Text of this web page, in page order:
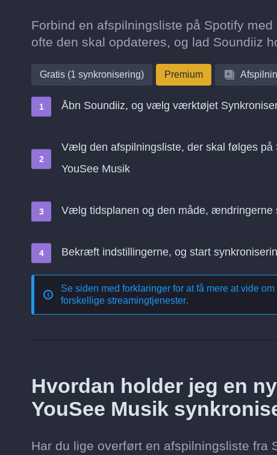
Forbind en afspilningsliste på Spotify
ofte den skal opdateres, og lad Soundiiz
Gratis (1 synkronisering) Premium
Åbn Soundiiz, og vælg værktøjet
Vælg den afspilningsliste, der skal følges
YouSee Musik
Vælg tidsplanen og den måde, ændringerne
Bekræft indstillingerne, og start
Se siden med forklaringer for at få mere at vide om
forskellige streamingtjenester.
Hvordan holder jeg en
YouSee Musik
Har du lige overført en afspilningsliste fra